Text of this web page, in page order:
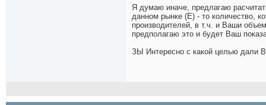
Я думаю иначе, предлагаю
данном рынке (Е) - то количество,
производителей, в т.ч. и Ваши
предполагаю это и будет Ваш
ЗЫ Интересно с какой целью дали